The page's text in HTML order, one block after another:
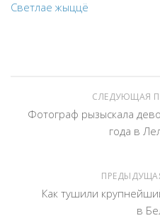
Светлае жыццё
СЛЕДУЮЩАЯ
Фотограф рызыскала
года в
Как тушили
в